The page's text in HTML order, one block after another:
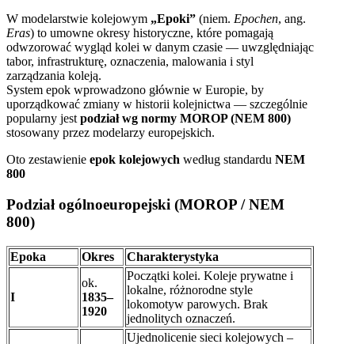
W modelarstwie kolejowym „Epoki” (niem. Epochen, ang.
Eras) to umowne okresy historyczne, które pomagają
odwzorować wygląd kolei w danym czasie — uwzględniając
tabor, infrastrukturę, oznaczenia, malowania i styl
zarządzania koleją.
System epok wprowadzono głównie w Europie, by
uporządkować zmiany w historii kolejnictwa — szczególnie
popularny jest podział wg normy MOROP (NEM 800)
stosowany przez modelarzy europejskich.
Oto zestawienie epok kolejowych według standardu NEM
800
Podział ogólnoeuropejski (MOROP / NEM
800)
Epoka Okres Charakterystyka
I
ok.
1835–
1920
Początki kolei. Koleje prywatne i
lokalne, różnorodne style
lokomotyw parowych. Brak
jednolitych oznaczeń.
Ujednolicenie sieci kolejowych –